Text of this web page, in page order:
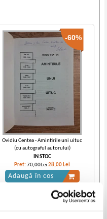
-60%
Ovidiu Centea - Amintirile uni uituc
(cu autograful autorului)
IN STOC
Pret:70,00Lei28,00 Lei
Adaugă în coș